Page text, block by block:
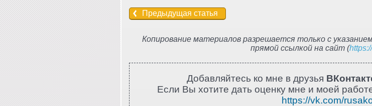
Предыдущая статья
Копирование материалов разрешается только с
прямой ссылкой на сайт (
Добавляйтесь ко мне в друзья
Если Вы хотите дать оценку мне и моей
https://vk.com/